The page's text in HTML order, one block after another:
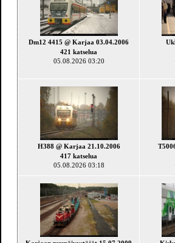
Dm12 4415 @ Karjaa 03.04.2006
421 katselua
05.08.2026 03:20
H388 @ Karjaa 21.10.2006
417 katselua
05.08.2026 03:18